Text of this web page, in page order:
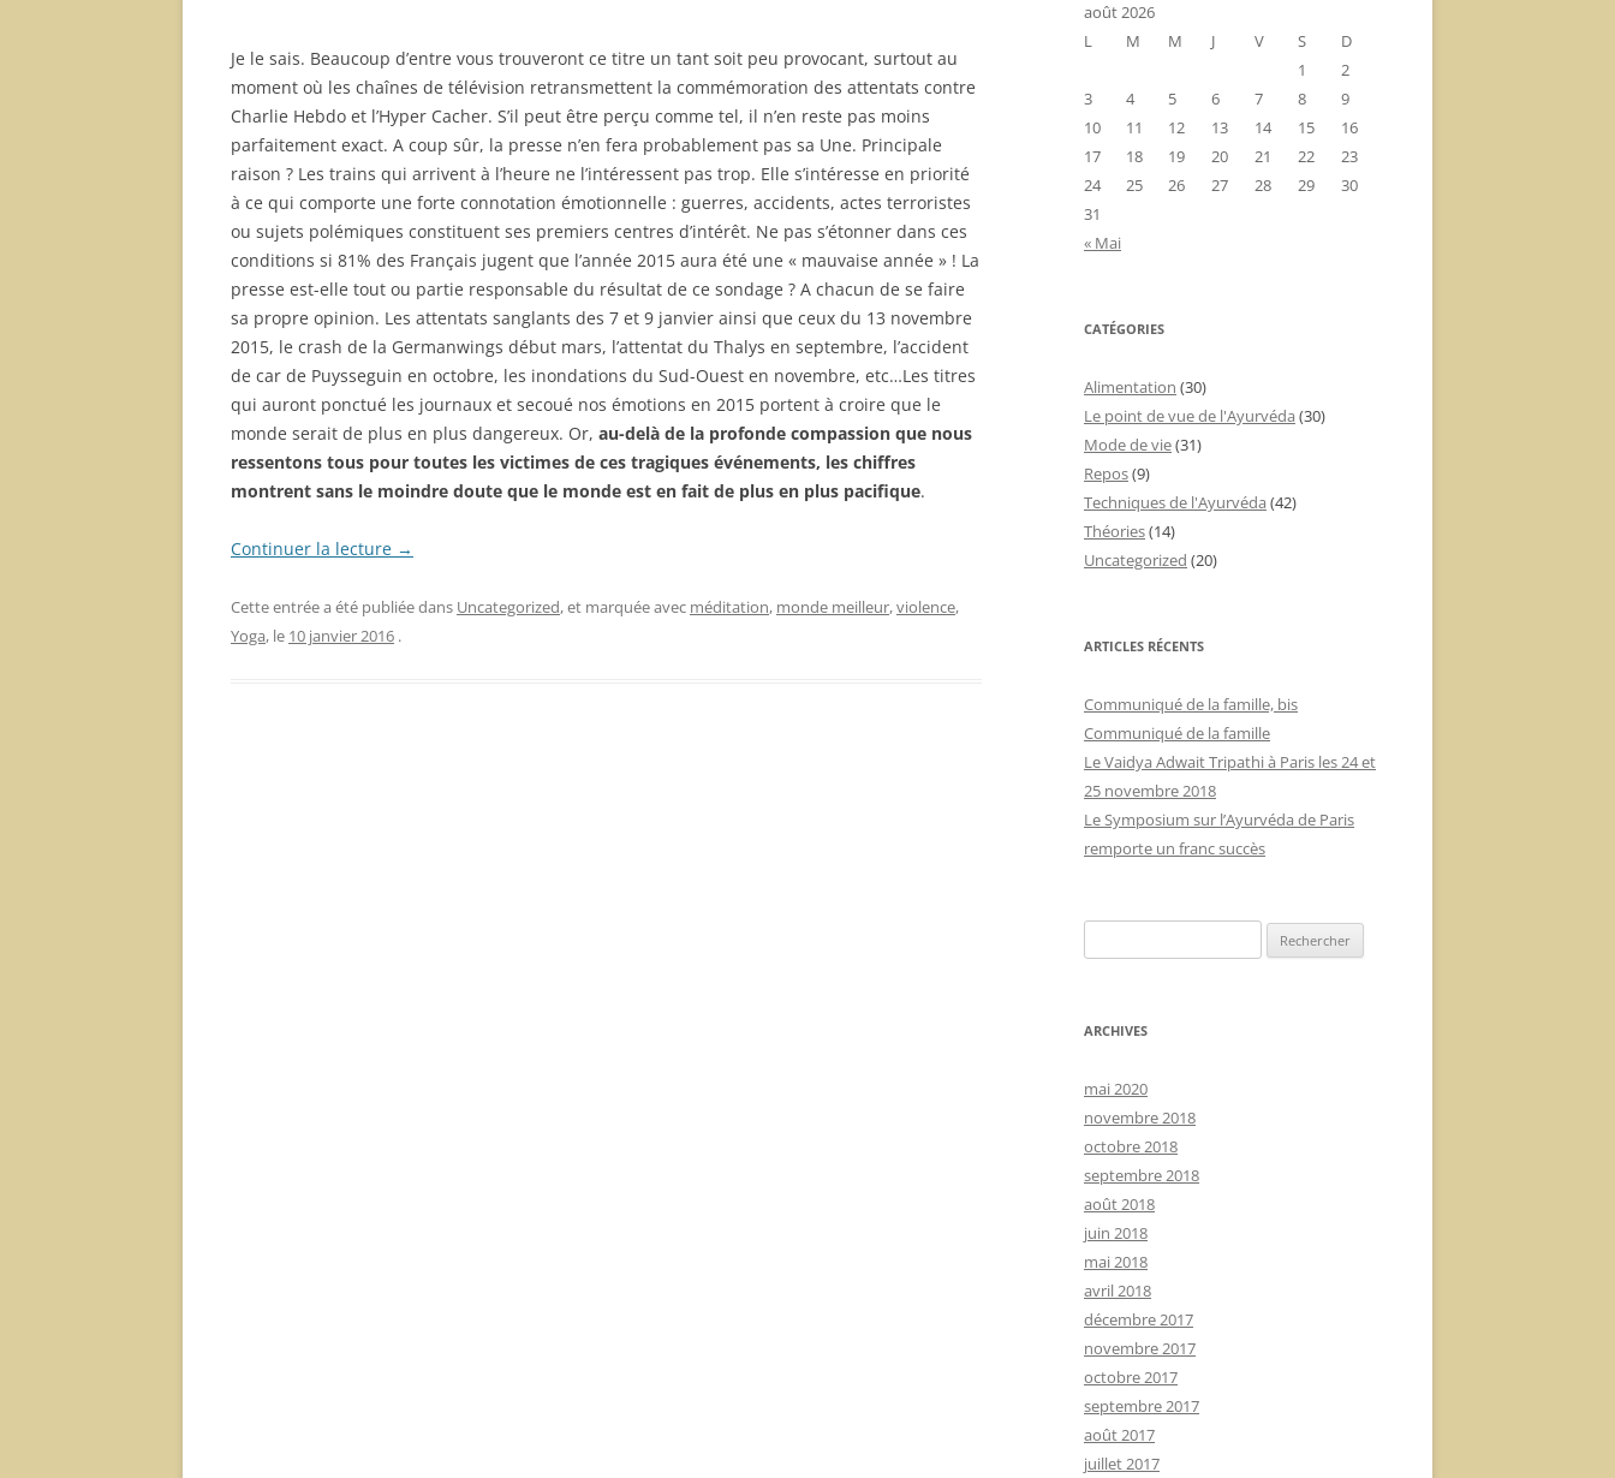
Je le sais. Beaucoup d’entre vous trouveront ce titre un tant soit peu provocant, surtout au
moment où les chaînes de télévision retransmettent la commémoration des attentats contre
Charlie Hebdo et l’Hyper Cacher. S’il peut être perçu comme tel, il n’en reste pas moins
parfaitement exact. A coup sûr, la presse n’en fera probablement pas sa Une. Principale
raison ? Les trains qui arrivent à l’heure ne l’intéressent pas trop. Elle s’intéresse en priorité
à ce qui comporte une forte connotation émotionnelle : guerres, accidents, actes terroristes
ou sujets polémiques constituent ses premiers centres d’intérêt. Ne pas s’étonner dans ces
conditions si 81% des Français jugent que l’année 2015 aura été une « mauvaise année » ! La
presse est-elle tout ou partie responsable du résultat de ce sondage ? A chacun de se faire
sa propre opinion. Les attentats sanglants des 7 et 9 janvier ainsi que ceux du 13 novembre
2015, le crash de la Germanwings début mars, l’attentat du Thalys en septembre, l’accident
de car de Puysseguin en octobre, les inondations du Sud-Ouest en novembre, etc…Les titres
qui auront ponctué les journaux et secoué nos émotions en 2015 portent à croire que le
monde serait de plus en plus dangereux. Or, au-delà de la profonde compassion que nous
ressentons tous pour toutes les victimes de ces tragiques événements, les chiffres
montrent sans le moindre doute que le monde est en fait de plus en plus pacifique.
Continuer la lecture →
Cette entrée a été publiée dans Uncategorized, et marquée avec méditation, monde meilleur,violence,
Yoga, le 10 janvier 2016 .
août 2026
L
M M J V S
D
1
2
3
4 5 6 7 8
9
10
11 12 13 14 15
16
17
18 19 20 21 22
23
24
25 26 27 28 29
30
31
« Mai
CATÉGORIES
Alimentation (30)
Le point de vue de l'Ayurvéda (30)
Mode de vie(31)
Repos(9)
Techniques de l'Ayurvéda (42)
Théories(14)
Uncategorized (20)
ARTICLES RÉCENTS
Communiqué de la famille, bis
Communiqué de la famille
Le Vaidya Adwait Tripathi à Paris les 24 et
25 novembre 2018
Le Symposium sur l’Ayurvéda de Paris
remporte un franc succès
ARCHIVES
mai 2020
novembre 2018
octobre 2018
septembre 2018
août 2018
juin 2018
mai 2018
avril 2018
décembre 2017
novembre 2017
octobre 2017
septembre 2017
août 2017
juillet 2017